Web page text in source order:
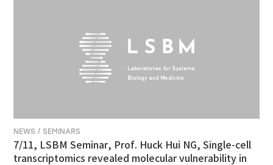
NEWS / SEMINARS
7/11, LSBM Seminar, Prof. Huck Hui NG, Single-cell
transcriptomics revealed molecular vulnerability in